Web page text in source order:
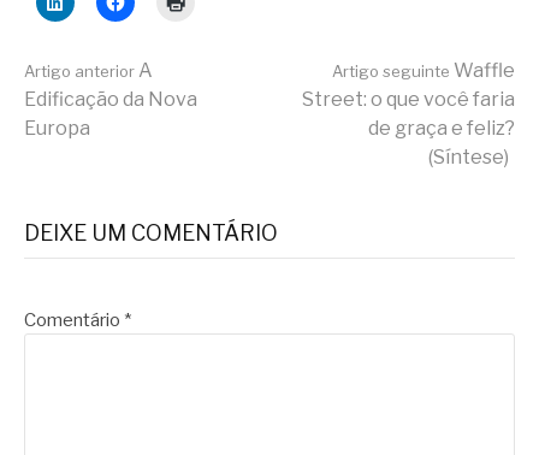
Continue
Artigo anterior A
Edificação da Nova
Europa
Artigo seguinte Waffle
Street: o que você faria
de graça e feliz?
(Síntese)
DEIXE UM COMENTÁRIO
Comentário *